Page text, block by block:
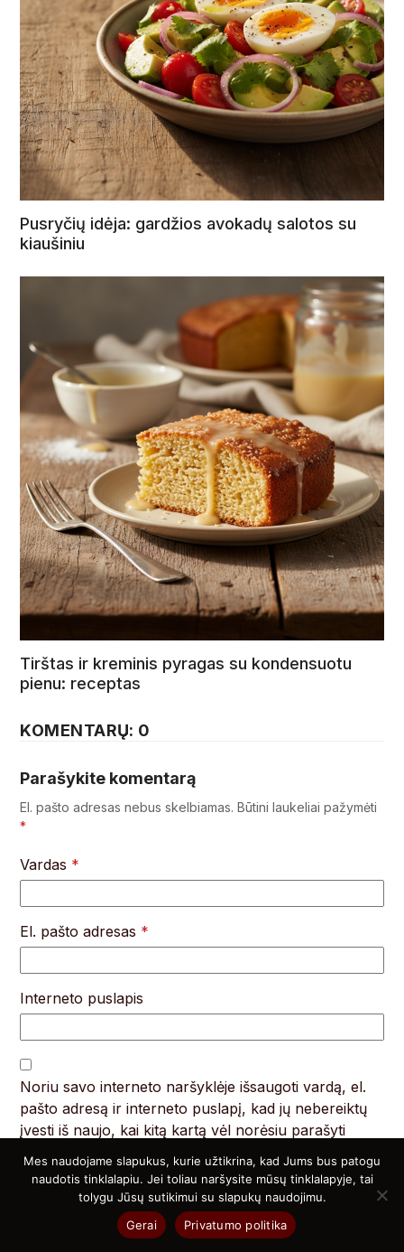
Pusryčių idėja: gardžios avokadų salotos su
kiaušiniu
Tirštas ir kreminis pyragas su kondensuotu
pienu: receptas
KOMENTARŲ: 0
Parašykite komentarą
El. pašto adresas nebus skelbiamas. Būtini laukeliai pažymėti
*
Vardas *
El. pašto adresas *
Interneto puslapis
Noriu savo interneto naršyklėje išsaugoti vardą, el.
pašto adresą ir interneto puslapį, kad jų nebereiktų
įvesti iš naujo, kai kitą kartą vėl norėsiu parašyti
komentarą.
Komentaras*
Mes naudojame slapukus, kurie užtikrina, kad Jums bus patogu
naudotis tinklalapiu. Jei toliau naršysite mūsų tinklalapyje, tai
tolygu Jūsų sutikimui su slapukų naudojimu.
Gerai
Privatumo politika